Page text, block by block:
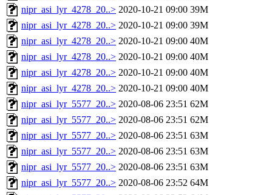
nipr_asi_lyr_4278_20..> 2020-10-21 09:00 39M
nipr_asi_lyr_4278_20..> 2020-10-21 09:00 39M
nipr_asi_lyr_4278_20..> 2020-10-21 09:00 40M
nipr_asi_lyr_4278_20..> 2020-10-21 09:00 40M
nipr_asi_lyr_4278_20..> 2020-10-21 09:00 40M
nipr_asi_lyr_4278_20..> 2020-10-21 09:00 40M
nipr_asi_lyr_5577_20..> 2020-08-06 23:51 62M
nipr_asi_lyr_5577_20..> 2020-08-06 23:51 62M
nipr_asi_lyr_5577_20..> 2020-08-06 23:51 63M
nipr_asi_lyr_5577_20..> 2020-08-06 23:51 63M
nipr_asi_lyr_5577_20..> 2020-08-06 23:51 63M
nipr_asi_lyr_5577_20..> 2020-08-06 23:52 64M